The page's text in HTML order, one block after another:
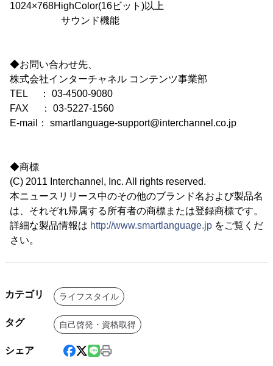
1024×768HighColor(16ビット)以上
サウンド機能
◆お問い合わせ先、
株式会社インターチャネル コンテンツ事業部
TEL ： 03-4500-9080
FAX ： 03-5227-1560
E-mail： smartlanguage-support@interchannel.co.jp
◆商標
(C) 2011 Interchannel, Inc. All rights reserved.
本ニュースリリース中のその他のブランド名および製品名
は、それぞれ帰属する所有者の商標または登録商標です。
詳細な製品情報は http://www.smartlanguage.jp をご覧くだ
さい。
カテゴリ ライフスタイル
タグ 自己啓発・資格取得
シェア